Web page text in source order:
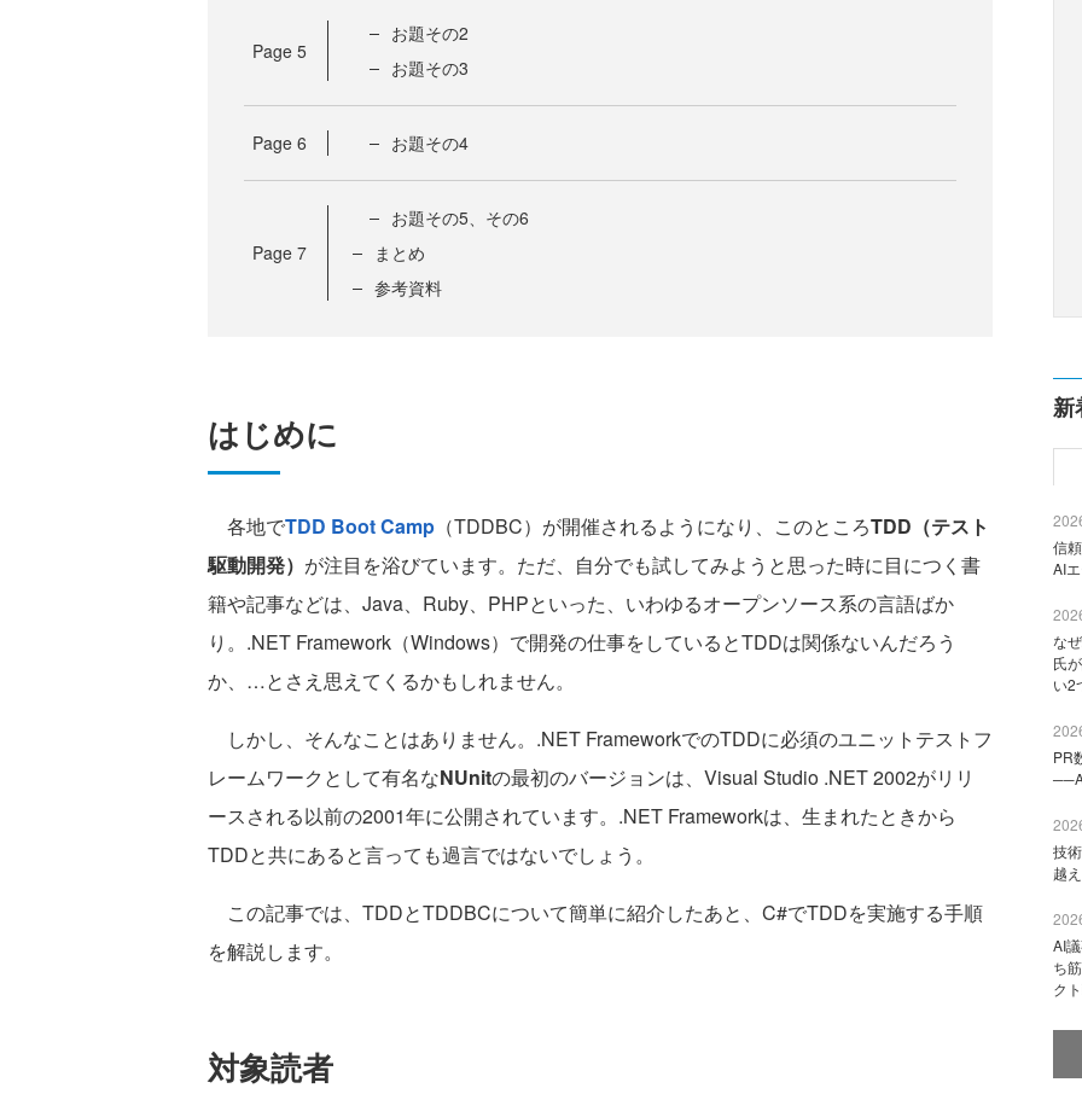
Page 5
お題その2
お題その3
Page 6 お題その4
Page 7
お題その5、その6
まとめ
参考資料
はじめに
各地でTDD Boot Camp （TDDBC）が開催されるようになり、このところTDD（テスト
駆動開発） が注目を浴びています。ただ、自分でも試してみようと思った時に目につく書
籍や記事などは、Java、Ruby、PHPといった、いわゆるオープンソース系の言語ばか
り。.NET Framework（Windows）で開発の仕事をしているとTDDは関係ないんだろう
か、…とさえ思えてくるかもしれません。
しかし、そんなことはありません。.NET FrameworkでのTDDに必須のユニットテストフ
レームワークとして有名なNUnitの最初のバージョンは、Visual Studio .NET 2002がリリ
ースされる以前の2001年に公開されています。.NET Frameworkは、生まれたときから
TDDと共にあると言っても過言ではないでしょう。
この記事では、TDDとTDDBCについて簡単に紹介したあと、C#でTDDを実施する手順
を解説します。
対象読者
新
信
AI
な
氏
い2
PR
技
越
AI
ち
ク